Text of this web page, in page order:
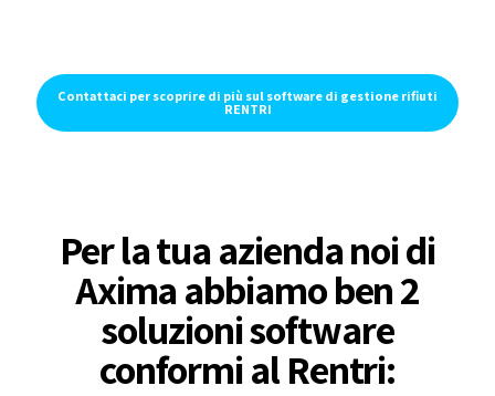
Contattaci per scoprire di più sul software di gestione rifiuti
RENTRI
Per la tua azienda noi di
Axima abbiamo ben 2
soluzioni software
conformi al Rentri: